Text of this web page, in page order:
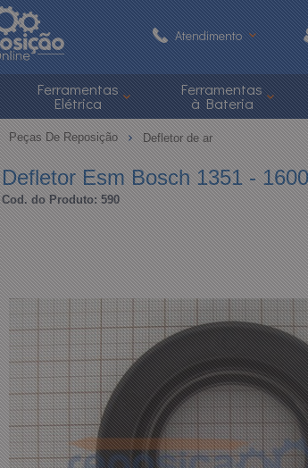
Atendimento
(48) 3626-1215
(48) 3626-
Central de Ajuda
Ferramentas
Elétrica
Ferramentas
à Bateria
Peças De Reposição Defletor de ar
Defletor Esm Bosch 1351 -
Cod. do Produto: 590